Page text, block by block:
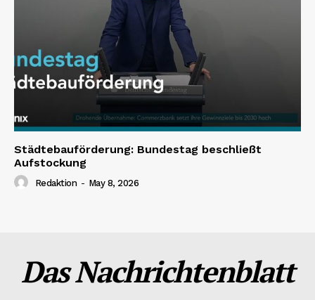
Städtebauförderung: Bundestag beschließt
Aufstockung
Redaktion - May 8, 2026
Das Nachrichtenblatt